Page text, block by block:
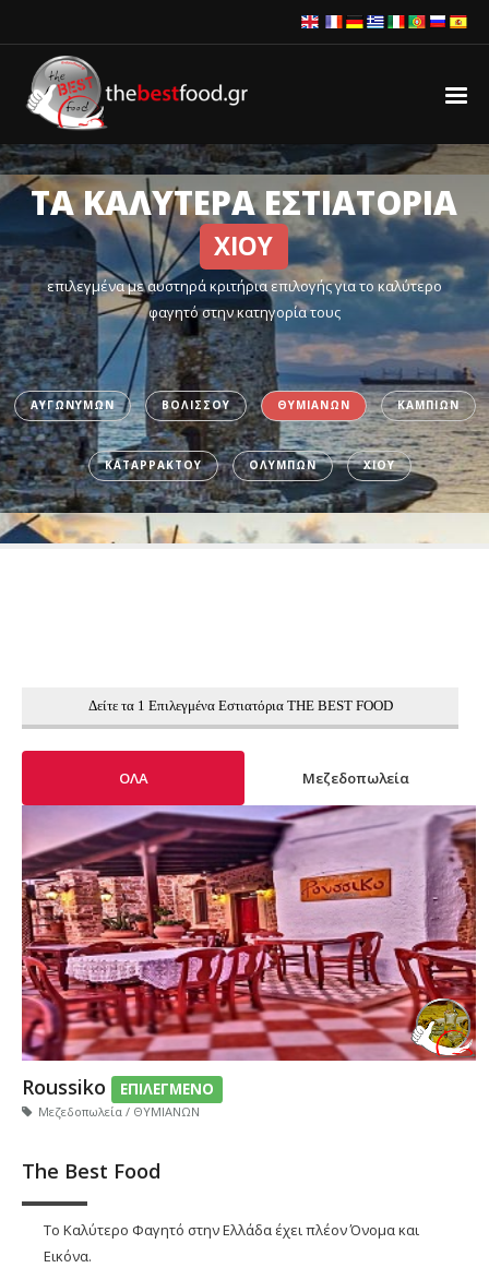
ΤΑ ΚΑΛΥΤΕΡΑ ΕΣΤΙΑΤΟΡΙΑ
ΧΙΟΥ
επιλεγμένα με αυστηρά κριτήρια επιλογής για το καλύτερο
φαγητό στην κατηγορία τους
ΑΥΓΩΝΥΜΩΝ ΒΟΛΙΣΣΟΥ ΘΥΜΙΑΝΩΝ ΚΑΜΠΙΩΝ
ΚΑΤΑΡΡΑΚΤΟΥ ΟΛΥΜΠΩΝ ΧΙΟΥ
Δείτε τα 1 Επιλεγμένα Εστιατόρια THE BEST FOOD
ΟΛΑ Μεζεδοπωλεία
Roussiko ΕΠΙΛΕΓΜΕΝΟ
Μεζεδοπωλεία / ΘΥΜΙΑΝΩΝ
The Best Food
Το Καλύτερο Φαγητό στην Ελλάδα έχει πλέον Όνομα και
Εικόνα.